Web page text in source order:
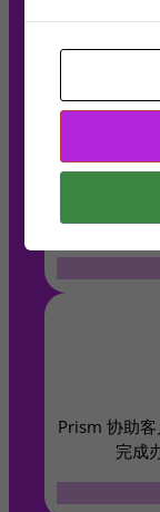
我们协助合
利享有
Prism 协助
完成